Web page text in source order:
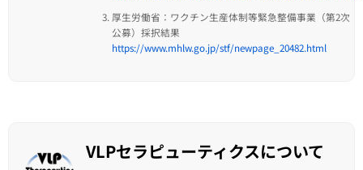
厚生労働省：ワクチン生産体制等緊急整備事業（第2次
公募）採択結果
https://www.mhlw.go.jp/stf/newpage_20482.html
VLPセラピューティクスについて